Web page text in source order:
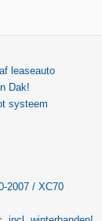
leaseauto
Dak!
systeem
2007 / XC70